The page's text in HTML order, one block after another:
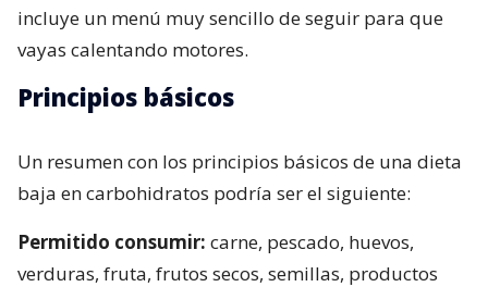
incluye un menú muy sencillo de seguir para que
vayas calentando motores.
Principios básicos
Un resumen con los principios básicos de una dieta
baja en carbohidratos podría ser el siguiente:
Permitido consumir: carne, pescado, huevos,
verduras, fruta, frutos secos, semillas, productos